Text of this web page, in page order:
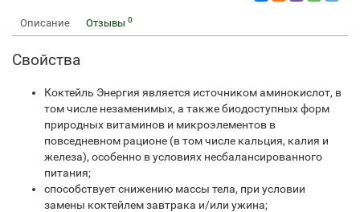
Описание Отзывы 0
Свойства
Коктейль Энергия является источником аминокислот, в
том числе незаменимых, а также биодоступных форм
природных витаминов и микроэлементов в
повседневном рационе (в том числе кальция, калия и
железа), особенно в условиях несбалансированного
питания;
способствует снижению массы тела, при условии
замены коктейлем завтрака и/или ужина;